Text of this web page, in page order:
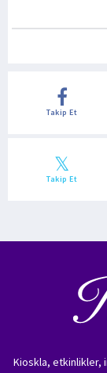
Takip Et
Takip Et
Kioskla, etkinlikler,